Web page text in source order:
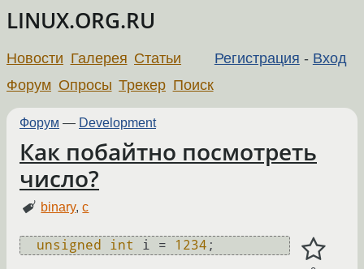
LINUX.ORG.RU
Регистрация - Вход
Новости Галерея Статьи
Форум Опросы Трекер Поиск
Форум — Development
Как побайтно посмотреть
число?
binary,c
unsigned int i = 1234